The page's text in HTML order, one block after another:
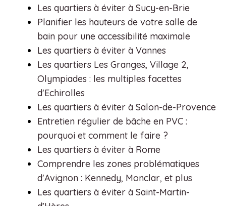
Les quartiers à éviter à Sucy-en-Brie
Planifier les hauteurs de votre salle de
bain pour une accessibilité maximale
Les quartiers à éviter à Vannes
Les quartiers Les Granges, Village 2,
Olympiades : les multiples facettes
d'Echirolles
Les quartiers à éviter à Salon-de-Provence
Entretien régulier de bâche en PVC :
pourquoi et comment le faire ?
Les quartiers à éviter à Rome
Comprendre les zones problématiques
d'Avignon : Kennedy, Monclar, et plus
Les quartiers à éviter à Saint-Martin-